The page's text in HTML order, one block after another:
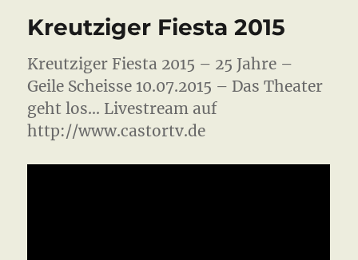
Kreutziger Fiesta 2015
Kreutziger Fiesta 2015 – 25 Jahre –
Geile Scheisse 10.07.2015 – Das Theater
geht los… Livestream auf
http://www.castortv.de